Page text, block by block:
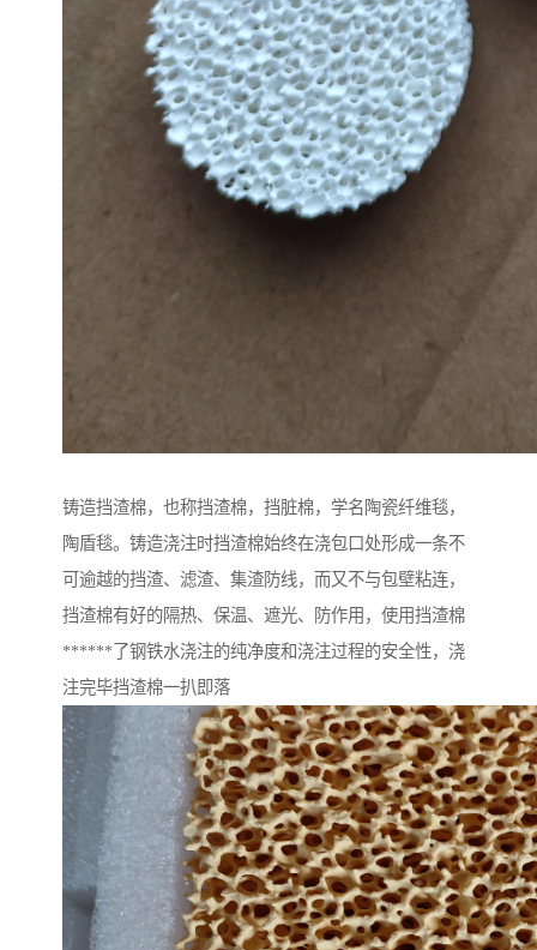
铸造挡渣棉，也称挡渣棉，挡脏棉，学名陶瓷纤维毯，
陶盾毯。铸造浇注时挡渣棉始终在浇包口处形成一条不
可逾越的挡渣、滤渣、集渣防线，而又不与包壁粘连，
挡渣棉有好的隔热、保温、遮光、防作用，使用挡渣棉
******了钢铁水浇注的纯净度和浇注过程的安全性，浇
注完毕挡渣棉一扒即落